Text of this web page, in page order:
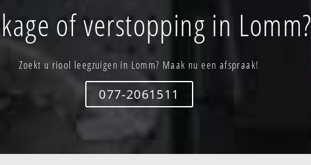
of verstopping in Lomm?
Zoekt u riool leegzuigen in Lomm? Maak nu een afspraak!
077-2061511